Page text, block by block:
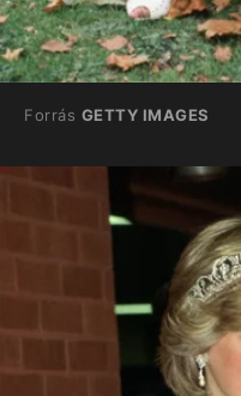
Forrás GETTY IMAGES